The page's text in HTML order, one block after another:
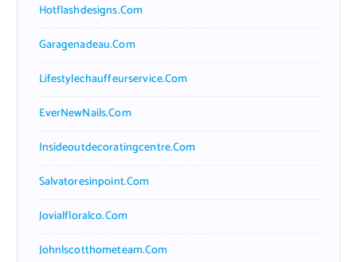
Hotflashdesigns.com
Garagenadeau.com
Lifestylechauffeurservice.com
EverNewNails.com
Insideoutdecoratingcentre.com
Salvatoresinpoint.com
Jovialfloralco.com
Johnlscotthometeam.com